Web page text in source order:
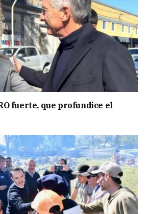
fuerte, que profundice el